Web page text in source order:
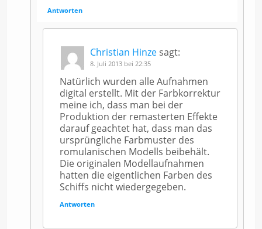
Antworten
Christian Hinze sagt:
8. Juli 2013 bei 22:35
Natürlich wurden alle Aufnahmen
digital erstellt. Mit der Farbkorrektur
meine ich, dass man bei der
Produktion der remasterten Effekte
darauf geachtet hat, dass man das
ursprüngliche Farbmuster des
romulanischen Modells beibehält.
Die originalen Modellaufnahmen
hatten die eigentlichen Farben des
Schiffs nicht wiedergegeben.
Antworten